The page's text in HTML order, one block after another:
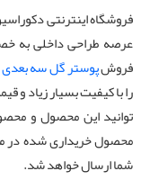
فروشگاه اینترنتی
عرصه‌ طراحی داخلی به
فروشپوستر گل سه بعدی
را با کیفیت بسیار زیاد و
توانید این محصول و
محصول خریداری شده در
شما ارسال خواهد شد.